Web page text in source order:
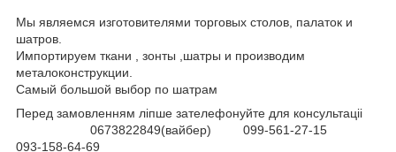
Мы являемся изготовителями торговых столов, палаток и
шатров.
Импортируем ткани , зонты ,шатры и производим
металоконструкции.
Самый большой выбор по шатрам
Перед замовленням ліпше зателефонуйте для консультаціі
0673822849(вайбер) 099-561-27-15
093-158-64-69